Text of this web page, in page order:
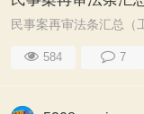
584 7